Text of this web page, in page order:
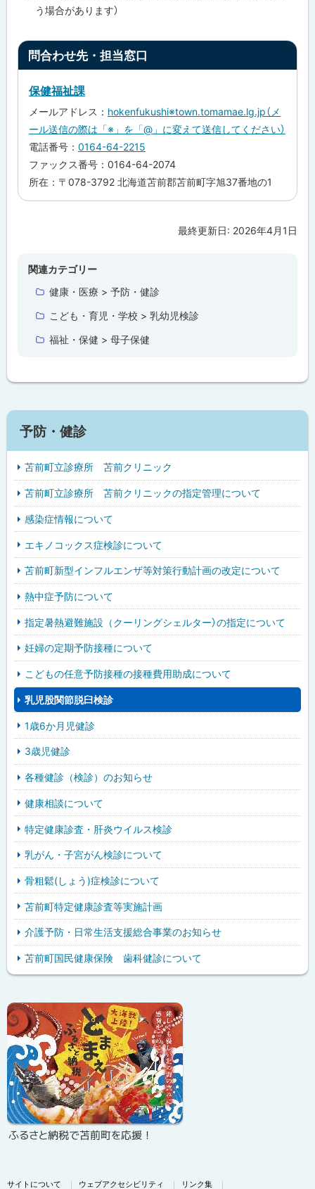
う場合があります）
ト
問合わせ先・担当窓口
保健福祉課
メールアドレス： hokenfukushi※town.tomamae.lg.jp（メ
ール送信の際は「※」を「@」に変えて送信してください）
電話番号： 0164-64-2215
ファックス番号：0164-64-2074
所在：〒078-3792 北海道苫前郡苫前町字旭37番地の1
最終更新日: 2026年4月1日
関連カテゴリー
健康・医療 > 予防・健診
こども・育児・学校 > 乳幼児検診
福祉・保健 > 母子保健
予防・健診
苫前町立診療所 苫前クリニック
苫前町立診療所 苫前クリニックの指定管理について
感染症情報について
エキノコックス症検診について
苫前町新型インフルエンザ等対策行動計画の改定について
熱中症予防について
指定暑熱避難施設（クーリングシェルター）の指定について
妊婦の定期予防接種について
こどもの任意予防接種の接種費用助成について
乳児股関節脱臼検診
1歳6か月児健診
3歳児健診
各種健診（検診）のお知らせ
健康相談について
特定健康診査・肝炎ウイルス検診
乳がん・子宮がん検診について
骨粗鬆(しょう)症検診について
苫前町特定健康診査等実施計画
介護予防・日常生活支援総合事業のお知らせ
苫前町国民健康保険 歯科健診について
サ
イ
ド
・
メ
ニ
ー
ッ
ク
ア
ッ
プ
ふるさと納税で苫前町を応援！
サイトについて ウェブアクセシビリティ リンク集